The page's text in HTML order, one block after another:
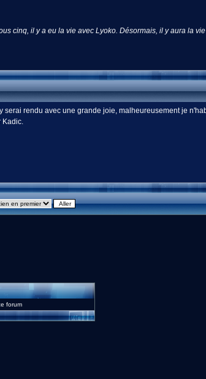
cinq, il y a eu la vie avec Lyoko. Désormais, il y aura la
rendu avec une grande joie, malheureusement je
Kadic.
forum